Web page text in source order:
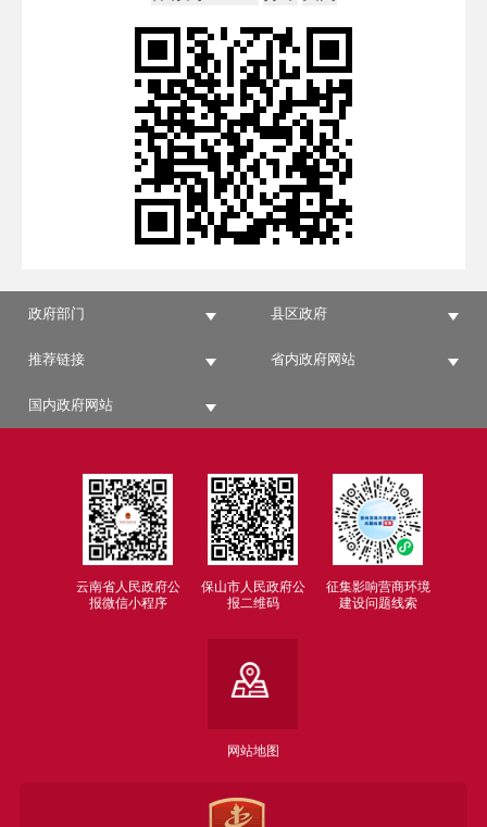
政府部门 县区政府
推荐链接 省内政府网站
国内政府网站
云南省人民政府公
报微信小程序
保山市人民政府公
报二维码
征集影响营商环境
建设问题线索
网站地图